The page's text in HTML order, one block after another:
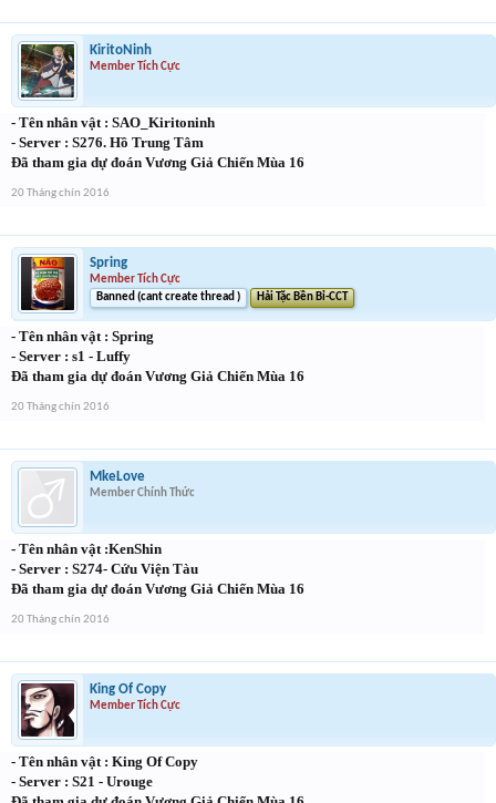
KiritoNinh
Member Tích Cực
- Tên nhân vật : SAO_Kiritoninh
- Server : S276. Hồ Trung Tâm
Đã tham gia dự đoán Vương Giả Chiến Mùa 16
20 Tháng chín 2016
Spring
Member Tích Cực
Banned (cant create thread )
Hải Tặc Bền Bỉ-CCT
- Tên nhân vật : Spring
- Server : s1 - Luffy
Đã tham gia dự đoán Vương Giả Chiến Mùa 16
20 Tháng chín 2016
MkeLove
Member Chính Thức
- Tên nhân vật :KenShin
- Server : S274- Cứu Viện Tàu
Đã tham gia dự đoán Vương Giả Chiến Mùa 16
20 Tháng chín 2016
King Of Copy
Member Tích Cực
- Tên nhân vật : King Of Copy
- Server : S21 - Urouge